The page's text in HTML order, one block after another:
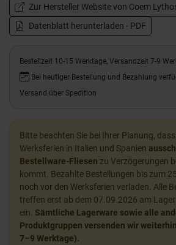
Zur Hersteller Website von Coem
Datenblatt herunterladen - PDF
Bestellzeit 10-15 Werktage, Versandzeit 7-9
Bei heutiger Bestellung und Bezahlung
Versand über Spedition
Bitte beachten Sie bei Ihrer Planung,
Werksferien in Italien und Spanien
Bestellware-Fliesen zu Verzögerungen
kommt. Bezahlte Bestellungen bis zum
noch vor den Werksferien verladen. Alle
treffen erst ab dem 07.09.2026 am
ein. Sämtliche Lagerware sowie alle
Produktgruppen versenden wir
7–9 Werktage).